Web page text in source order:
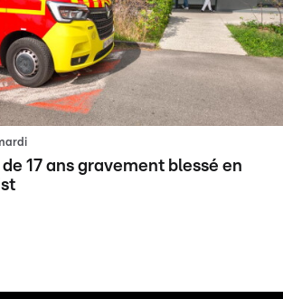
17 ans gravement blessé en